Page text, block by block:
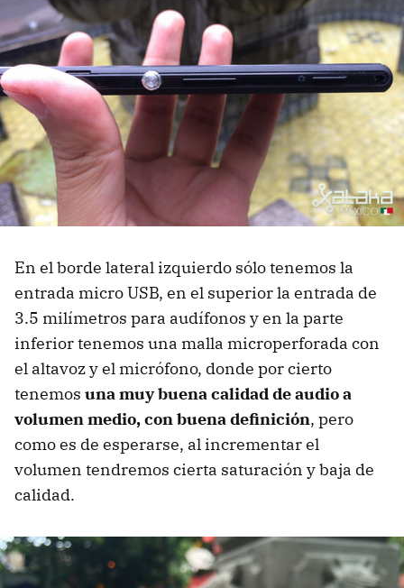
En el borde lateral izquierdo sólo tenemos la
entrada micro USB, en el superior la entrada de
3.5 milímetros para audífonos y en la parte
inferior tenemos una malla microperforada con
el altavoz y el micrófono, donde por cierto
tenemos una muy buena calidad de audio a
volumen medio, con buena definición, pero
como es de esperarse, al incrementar el
volumen tendremos cierta saturación y baja de
calidad.